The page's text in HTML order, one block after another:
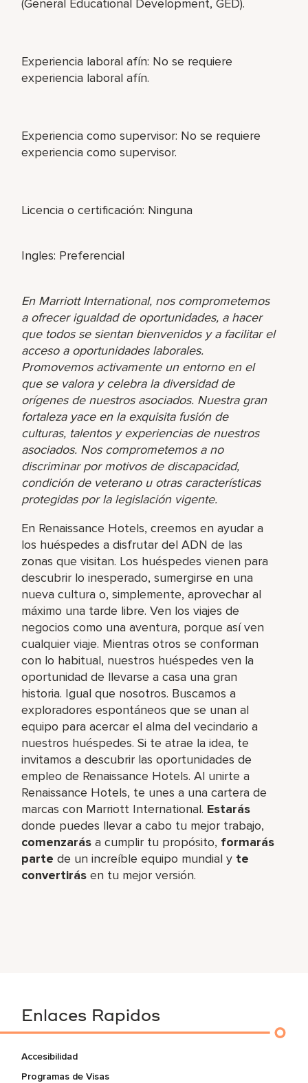
(General Educational Development, GED).
Experiencia laboral afín: No se requiere
experiencia laboral afín.
Experiencia como supervisor: No se requiere
experiencia como supervisor.
Licencia o certificación: Ninguna
Ingles: Preferencial
En Marriott International, nos comprometemos
a ofrecer igualdad de oportunidades, a hacer
que todos se sientan bienvenidos y a facilitar el
acceso a oportunidades laborales.
Promovemos activamente un entorno en el
que se valora y celebra la diversidad de
orígenes de nuestros asociados. Nuestra gran
fortaleza yace en la exquisita fusión de
culturas, talentos y experiencias de nuestros
asociados. Nos comprometemos a no
discriminar por motivos de discapacidad,
condición de veterano u otras características
protegidas por la legislación vigente.
En Renaissance Hotels, creemos en ayudar a
los huéspedes a disfrutar del ADN de las
zonas que visitan. Los huéspedes vienen para
descubrir lo inesperado, sumergirse en una
nueva cultura o, simplemente, aprovechar al
máximo una tarde libre. Ven los viajes de
negocios como una aventura, porque así ven
cualquier viaje. Mientras otros se conforman
con lo habitual, nuestros huéspedes ven la
oportunidad de llevarse a casa una gran
historia. Igual que nosotros. Buscamos a
exploradores espontáneos que se unan al
equipo para acercar el alma del vecindario a
nuestros huéspedes. Si te atrae la idea, te
invitamos a descubrir las oportunidades de
empleo de Renaissance Hotels. Al unirte a
Renaissance Hotels, te unes a una cartera de
marcas con Marriott International. Estarás
donde puedes llevar a cabo tu mejor trabajo,​
comenzarás a cumplir tu propósito, formarás
parte de un increíble​ equipo mundial y te
convertirás en tu mejor versión.
Enlaces Rapidos
Accesibilidad
Programas de Visas